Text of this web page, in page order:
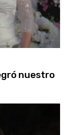
nuestro